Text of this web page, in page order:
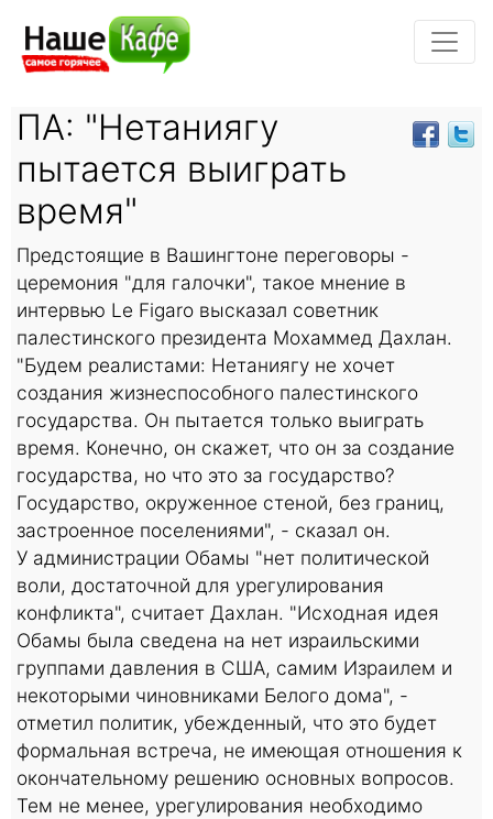
ПА: "Нетаниягу
пытается выиграть
время"
Предстоящие в Вашингтоне переговоры -
церемония "для галочки", такое мнение в
интервью Le Figaro высказал советник
палестинского президента Мохаммед Дахлан.
"Будем реалистами: Нетаниягу не хочет
создания жизнеспособного палестинского
государства. Он пытается только выиграть
время. Конечно, он скажет, что он за создание
государства, но что это за государство?
Государство, окруженное стеной, без границ,
застроенное поселениями", - сказал он.
У администрации Обамы "нет политической
воли, достаточной для урегулирования
конфликта", считает Дахлан. "Исходная идея
Обамы была сведена на нет израильскими
группами давления в США, самим Израилем и
некоторыми чиновниками Белого дома", -
отметил политик, убежденный, что это будет
формальная встреча, не имеющая отношения к
окончательному решению основных вопросов.
Тем не менее, урегулирования необходимо